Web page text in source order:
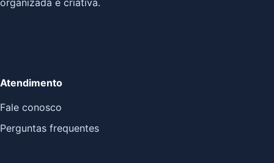
organizada e criativa.
Atendimento
Fale conosco
Perguntas frequentes